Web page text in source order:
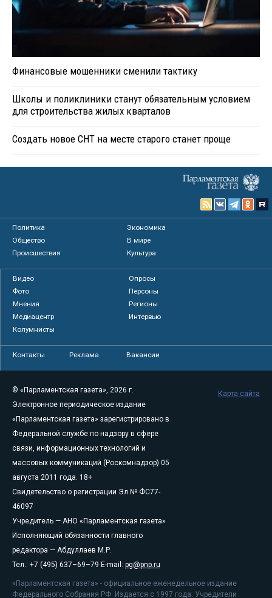
Финансовые мошенники сменили тактику
Школы и поликлиники станут обязательным условием
для строительства жилых кварталов
Создать новое СНТ на месте старого станет проще
Политика
Экономика
Общество
В мире
Происшествия
Культура
Видео
Опросы
Фото
Персоны
Мнения
Регионы
Медиацентр
Интервью
Колумнисты
Контакты Реклама Вакансии
© «Парламентская газета», 2026 г.
Электронное периодическое издание
«Парламентская газета» зарегистрировано в
Федеральной службе по надзору в сфере
связи, информационных технологий и
массовых коммуникаций (Роскомнадзор) 05
августа 2011 года. 18+
Свидетельство о регистрации Эл № ФС77-
46097
Учредитель — АНО «Парламентская газета»
Исполняющий обязанности главного
редактора — Абдуллаев М.Р.
Тел.: +7 (495) 637–69–79 E-mail: pg@pnp.ru
«Парламентская газета» - официальное еженедельное издание
Федерального Собрания РФ. Издается с 1997 года. Учредители
Карта сайта